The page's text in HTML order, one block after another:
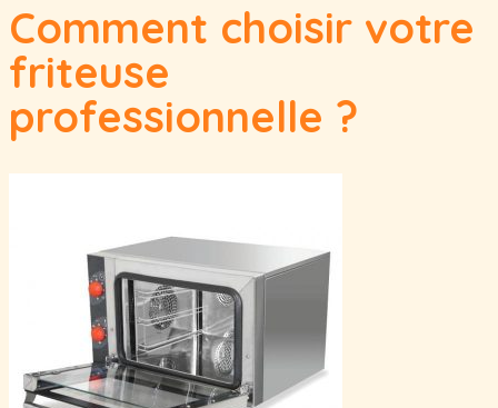
Comment choisir votre
friteuse
professionnelle ?